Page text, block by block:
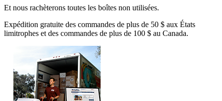
Et nous rachèterons toutes les boîtes non utilisées.
Expédition gratuite des commandes de plus de 50 $ aux États
limitrophes et des commandes de plus de 100 $ au Canada.